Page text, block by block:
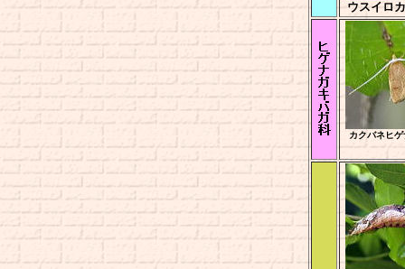
ウスイロ
カクバネヒ